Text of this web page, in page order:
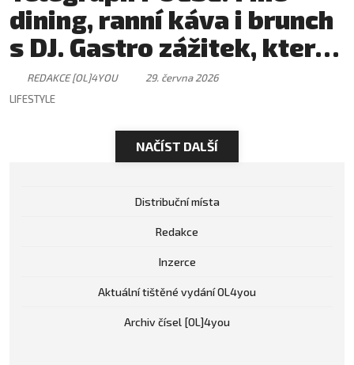
dining, ranní káva i brunch
s DJ. Gastro zážitek, který
má svůj rytmus
REDAKCE [OL]4YOU
29. června 2026
LIFESTYLE
NAČÍST DALŠÍ
Distribuční místa
Redakce
Inzerce
Aktuální tištěné vydání OL4you
Archiv čísel [OL]4you